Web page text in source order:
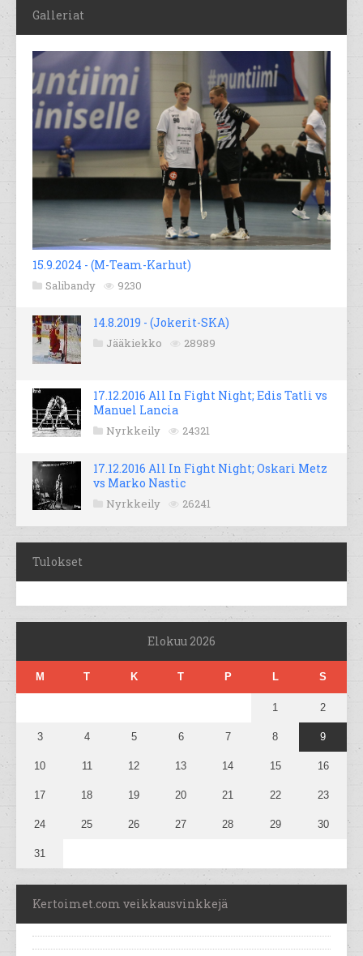
Galleriat
15.9.2024 - (M-Team-Karhut)
Salibandy 9230
14.8.2019 - (Jokerit-SKA)
Jääkiekko 28989
17.12.2016 All In Fight Night; Edis Tatli vs
Manuel Lancia
Nyrkkeily 24321
17.12.2016 All In Fight Night; Oskari Metz
vs Marko Nastic
Nyrkkeily 26241
Tulokset
Elokuu 2026
M T K T P L S
1 2
3 4 5 6 7 8 9
10 11 12 13 14 15 16
17 18 19 20 21 22 23
24 25 26 27 28 29 30
31
Kertoimet.com veikkausvinkkejä